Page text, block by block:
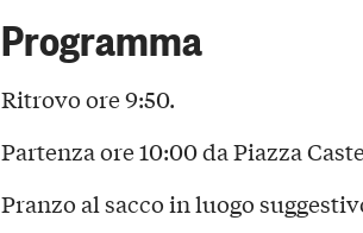
Programma
Ritrovo ore 9:50.
Partenza ore 10:00 da Piazza
Pranzo al sacco in luogo